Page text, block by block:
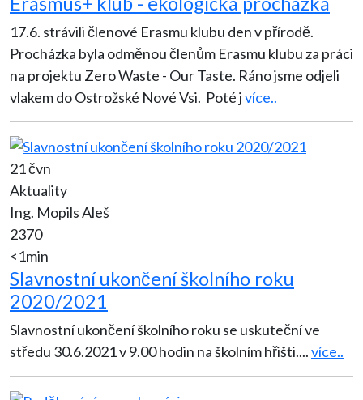
17.6. strávili členové Erasmu klubu den v přírodě.
Procházka byla odměnou členům Erasmu klubu za práci
na projektu Zero Waste - Our Taste. Ráno jsme odjeli
vlakem do Ostrožské Nové Vsi. Poté jvíce..
21 čvn
Aktuality
Ing. Mopils Aleš
2370
<1min
Slavnostní ukončení školního roku
2020/2021
Slavnostní ukončení školního roku se uskuteční ve
středu 30.6.2021 v 9.00 hodin na školním hřišti....více..